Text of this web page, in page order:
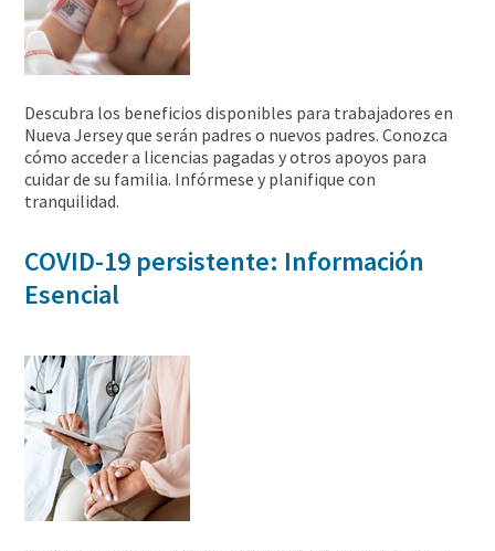
Descubra los beneficios disponibles para trabajadores en
Nueva Jersey que serán padres o nuevos padres. Conozca
cómo acceder a licencias pagadas y otros apoyos para
cuidar de su familia. Infórmese y planifique con
tranquilidad.
COVID-19 persistente: Información
Esencial